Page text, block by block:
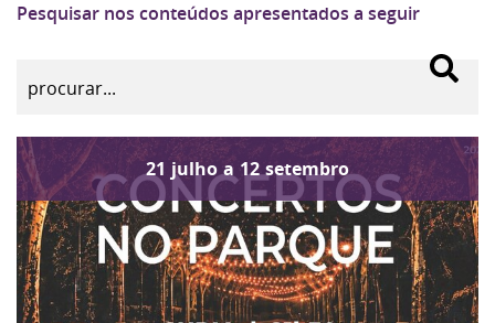
Pesquisar nos conteúdos apresentados a seguir
21 julho a 12 setembro